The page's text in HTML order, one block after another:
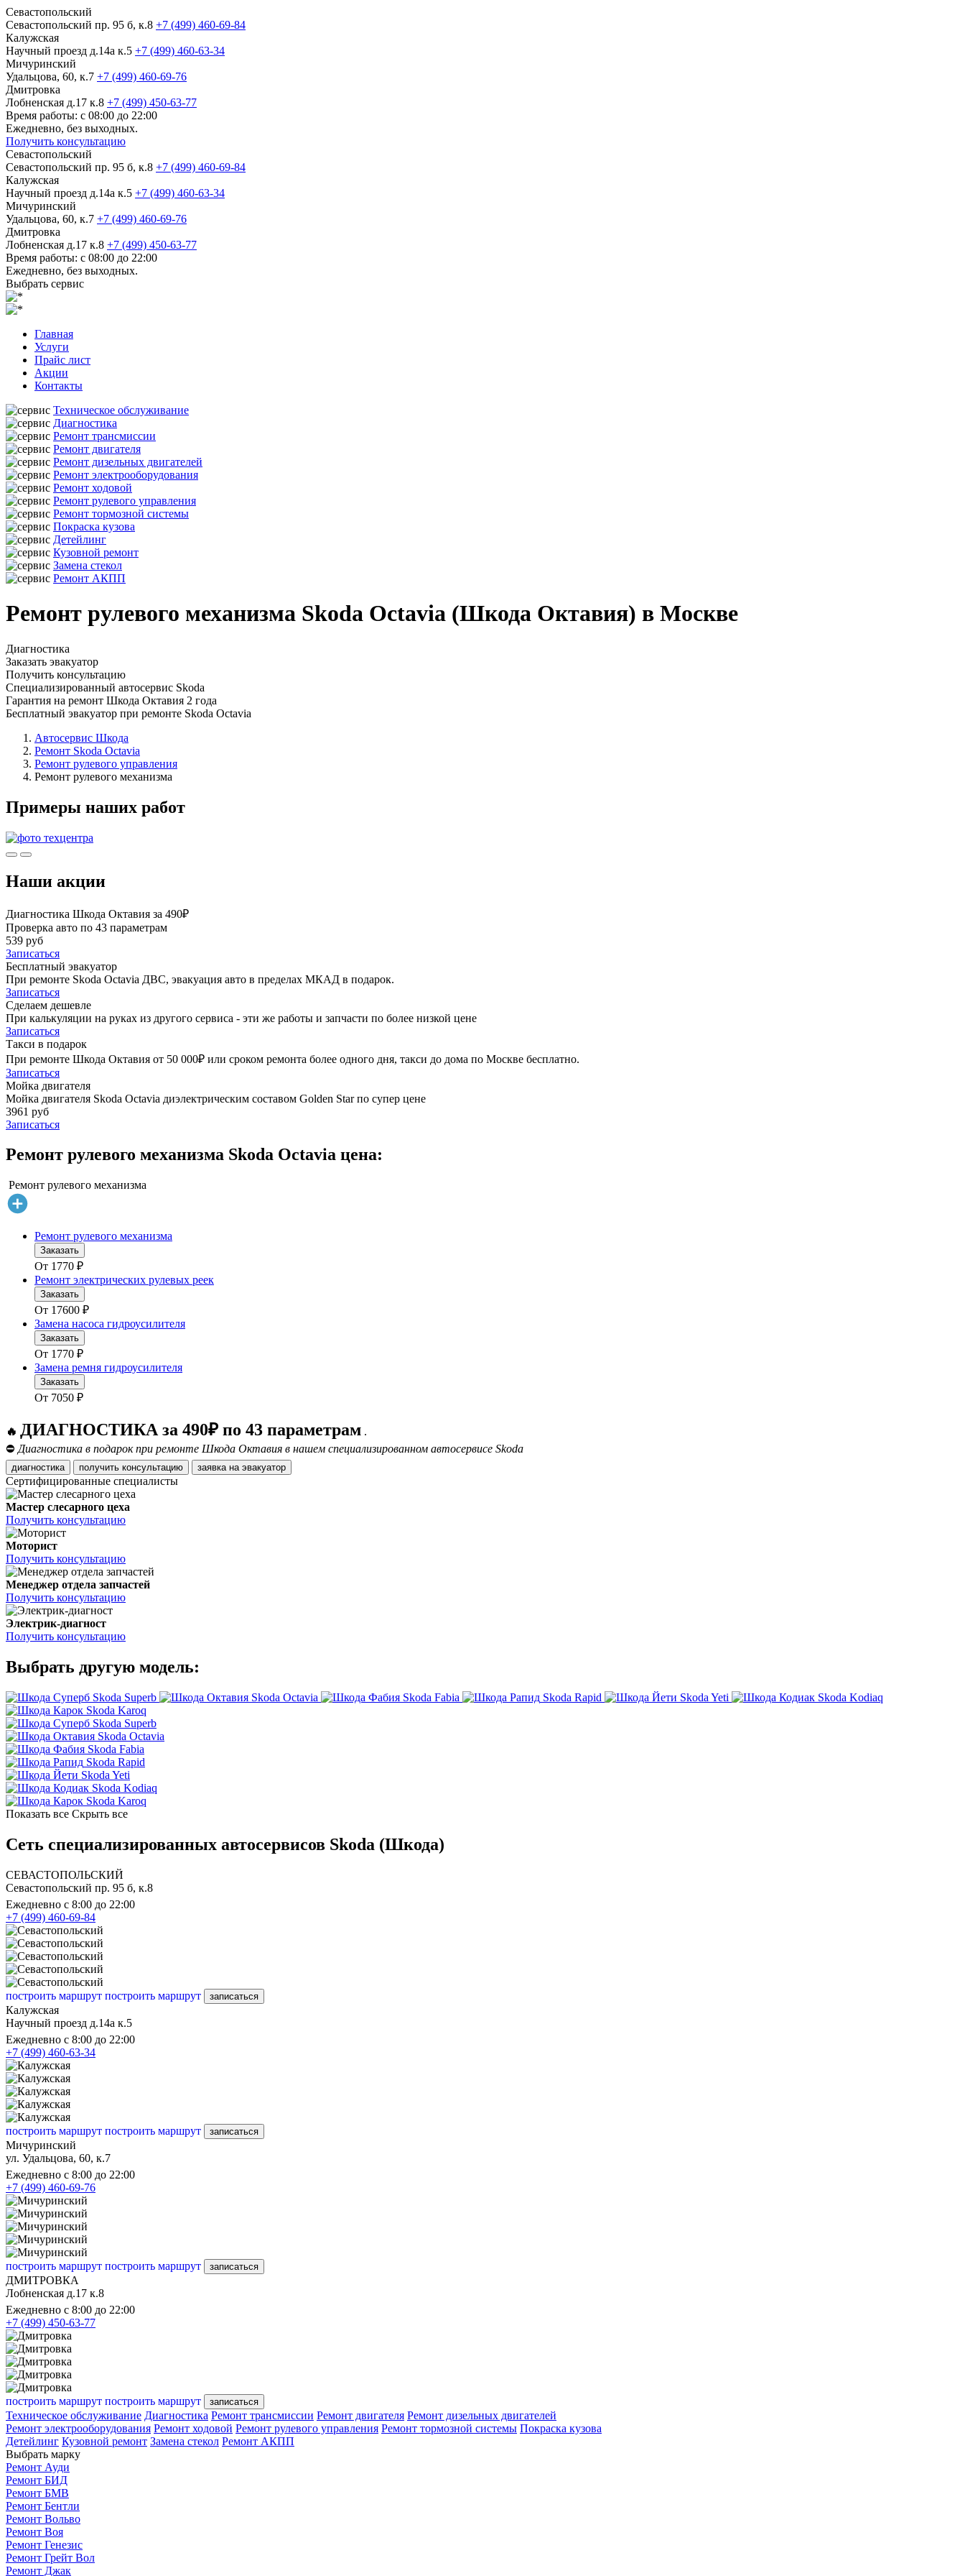
Севастопольский
Севастопольский пр. 95 б, к.8 +7 (499) 460-69-84
Калужская
Научный проезд д.14а к.5 +7 (499) 460-63-34
Мичуринский
Удальцова, 60, к.7 +7 (499) 460-69-76
Дмитровка
Лобненская д.17 к.8 +7 (499) 450-63-77
Время работы: с 08:00 до 22:00
Ежедневно, без выходных.
Получить консультацию
Севастопольский
Севастопольский пр. 95 б, к.8 +7 (499) 460-69-84
Калужская
Научный проезд д.14а к.5 +7 (499) 460-63-34
Мичуринский
Удальцова, 60, к.7 +7 (499) 460-69-76
Дмитровка
Лобненская д.17 к.8 +7 (499) 450-63-77
Время работы: с 08:00 до 22:00
Ежедневно, без выходных.
Выбрать сервис
Главная
Услуги
Прайс лист
Акции
Контакты
Техническое обслуживание
Диагностика
Ремонт трансмиссии
Ремонт двигателя
Ремонт дизельных двигателей
Ремонт электрооборудования
Ремонт ходовой
Ремонт рулевого управления
Ремонт тормозной системы
Покраска кузова
Детейлинг
Кузовной ремонт
Замена стекол
Ремонт АКПП
Ремонт рулевого механизма Skoda Octavia (Шкода Октавия) в Москве
Диагностика
Заказать эвакуатор
Получить консультацию
Специализированный автосервис Skoda
Гарантия на ремонт Шкода Октавия 2 года
Бесплатный эвакуатор при ремонте Skoda Octavia
Автосервис Шкода
Ремонт Skoda Octavia
Ремонт рулевого управления
Ремонт рулевого механизма
Примеры наших работ
Наши акции
Диагностика Шкода Октавия за 490₽
Проверка авто по 43 параметрам
539 руб
Записаться
Бесплатный эвакуатор
При ремонте Skoda Octavia ДВС, эвакуация авто в пределах МКАД в подарок.
Записаться
Сделаем дешевле
При калькуляции на руках из другого сервиса - эти же работы и запчасти по более низкой цене
Записаться
Такси в подарок
При ремонте Шкода Октавия от 50 000₽ или сроком ремонта более одного дня, такси до дома по Москве бесплатно.
Записаться
Мойка двигателя
Мойка двигателя Skoda Octavia диэлектрическим составом Golden Star по супер цене
3961 руб
Записаться
Ремонт рулевого механизма Skoda Octavia цена:
Ремонт рулевого механизма
Ремонт рулевого механизма
Заказать
От 1770 ₽
Ремонт электрических рулевых реек
Заказать
От 17600 ₽
Замена насоса гидроусилителя
Заказать
От 1770 ₽
Замена ремня гидроусилителя
Заказать
От 7050 ₽
🔥 ДИАГНОСТИКА за 490₽ по 43 параметрам .
⛔ Диагностика в подарок при ремонте Шкода Октавия в нашем специализированном автосервисе Skoda
диагностика получить консультацию заявка на эвакуатор
Сертифицированные специалисты
Мастер слесарного цеха
Получить консультацию
Моторист
Получить консультацию
Менеджер отдела запчастей
Получить консультацию
Электрик-диагност
Получить консультацию
Выбрать другую модель:
Skoda Superb Skoda Octavia Skoda Fabia Skoda Rapid Skoda Yeti
Skoda Kodiaq
Skoda Karoq
Skoda Superb
Skoda Octavia
Skoda Fabia
Skoda Rapid
Skoda Yeti
Skoda Kodiaq
Skoda Karoq
Показать все Скрыть все
Сеть специализированных автосервисов Skoda (Шкода)
СЕВАСТОПОЛЬСКИЙ
Севастопольский пр. 95 б, к.8
Ежедневно с 8:00 до 22:00
+7 (499) 460-69-84
построить маршрут построить маршрут записаться
Калужская
Научный проезд д.14а к.5
Ежедневно с 8:00 до 22:00
+7 (499) 460-63-34
построить маршрут построить маршрут записаться
Мичуринский
ул. Удальцова, 60, к.7
Ежедневно с 8:00 до 22:00
+7 (499) 460-69-76
построить маршрут построить маршрут записаться
ДМИТРОВКА
Лобненская д.17 к.8
Ежедневно с 8:00 до 22:00
+7 (499) 450-63-77
построить маршрут построить маршрут записаться
Техническое обслуживание Диагностика Ремонт трансмиссии Ремонт двигателя Ремонт дизельных двигателей
Ремонт электрооборудования Ремонт ходовой Ремонт рулевого управления Ремонт тормозной системы Покраска кузова
Детейлинг Кузовной ремонт Замена стекол Ремонт АКПП
Выбрать марку
Ремонт Ауди
Ремонт БИД
Ремонт БМВ
Ремонт Бентли
Ремонт Вольво
Ремонт Воя
Ремонт Генезис
Ремонт Грейт Вол
Ремонт Джак